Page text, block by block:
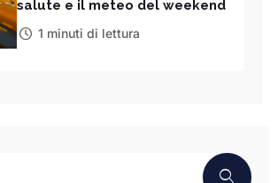
salute e il meteo del weekend
1 minuti di lettura